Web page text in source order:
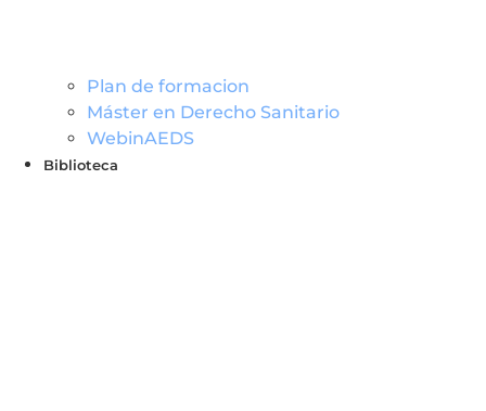
Plan de formacion
Máster en Derecho Sanitario
WebinAEDS
Biblioteca